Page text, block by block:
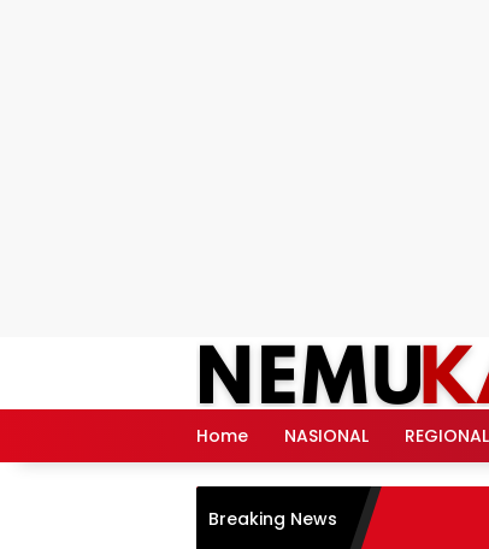
Home NASIONAL REGIONAL
Breaking News